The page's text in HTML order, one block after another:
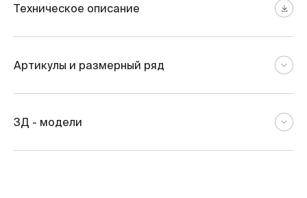
Техническое описание
Артикулы и размерный ряд
3Д - модели